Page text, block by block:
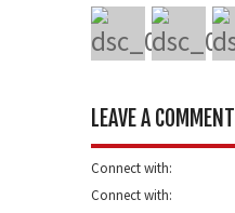
LEAVE A COMMENT
Connect with:
Connect with: